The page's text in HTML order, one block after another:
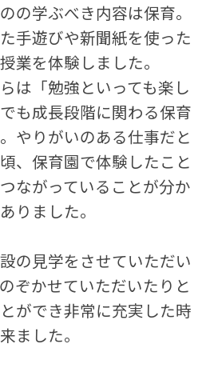
の学ぶべき内容は保育。
手遊びや新聞紙を使った
業を体験しました。
は「勉強といっても楽し
も成長段階に関わる保育
やりがいのある仕事だと
、保育園で体験したこと
ながっていることが分か
りました。
の見学をさせていただい
ぞかせていただいたりと
ができ非常に充実した時
ました。